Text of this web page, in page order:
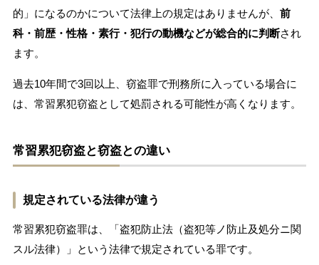
的」になるのかについて法律上の規定はありませんが、 前
科・前歴・性格・素行・犯行の動機などが総合的に判断され
ます。
過去10年間で3回以上、窃盗罪で刑務所に入っている場合に
は、常習累犯窃盗として処罰される可能性が高くなります。
常習累犯窃盗と窃盗との違い
規定されている法律が違う
常習累犯窃盗罪は、「盗犯防止法（盗犯等ノ防止及処分ニ関
スル法律）」という法律で規定されている罪です。